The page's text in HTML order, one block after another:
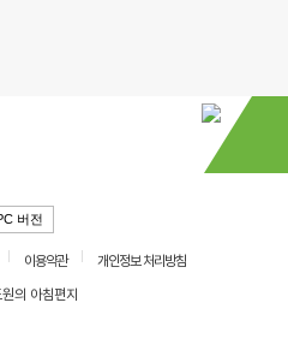
버전
이용약관
개인정보 처리방침
의 아침편지